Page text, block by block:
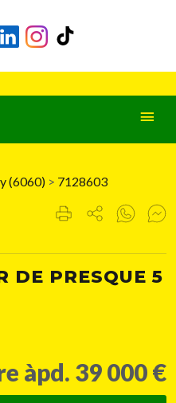
(6060) > 7128603
DE PRESQUE 5
àpd. 39 000 €